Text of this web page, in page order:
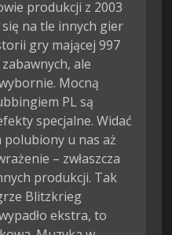
produkcji z 2003
na tle innych gier
gry mającej 997
ale
Mocną
PL są
specjalne. Widać
polubiony u nas aż
– zwłaszcza
produkcji. Tak
Blitzkrieg
ekstra, to